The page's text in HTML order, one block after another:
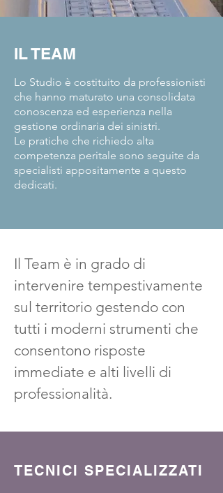
IL TEAM
Lo Studio è costituito da professionisti
che hanno maturato una consolidata
conoscenza ed esperienza nella
gestione ordinaria dei sinistri.
Le pratiche che richiedo alta
competenza peritale sono seguite da
specialisti appositamente a questo
dedicati.
Il Team è in grado di
intervenire tempestivamente
sul territorio gestendo con
tutti i moderni strumenti che
consentono risposte
immediate e alti livelli di
professionalità.
TECNICI SPECIALIZZATI